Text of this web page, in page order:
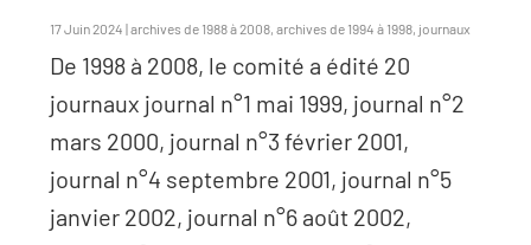
17 Juin 2024 |archives de 1988 à 2008,archives de 1994 à 1998, journaux
De 1998 à 2008, le comité a édité 20
journaux journal n°1 mai 1999, journal n°2
mars 2000, journal n°3 février 2001,
journal n°4 septembre 2001, journal n°5
janvier 2002, journal n°6 août 2002,